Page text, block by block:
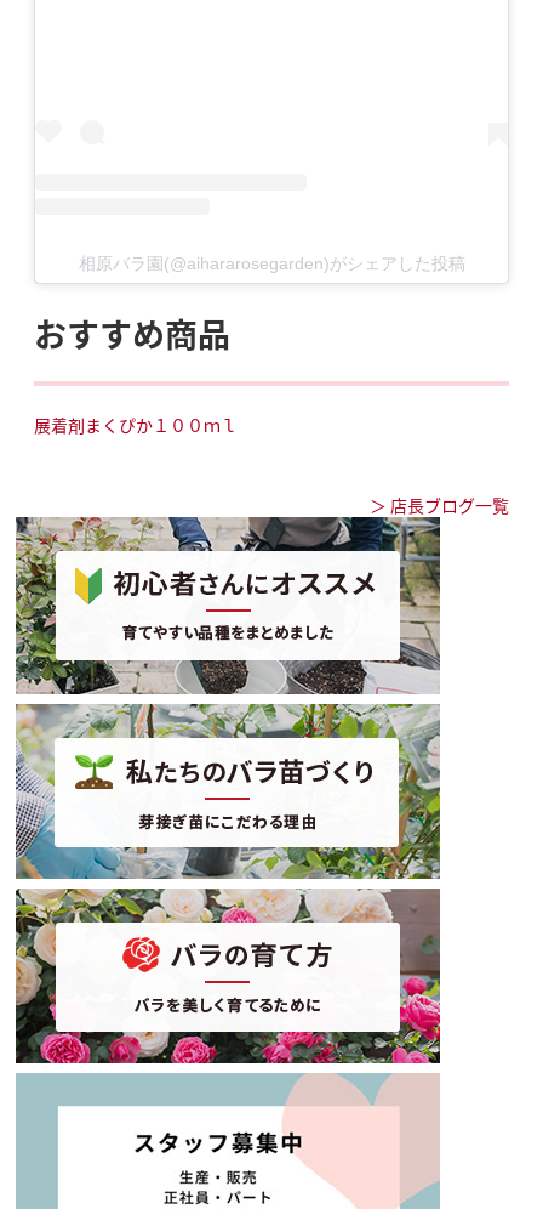
相原バラ園(@aihararosegarden)がシェアした投稿
おすすめ商品
展着剤まくぴか１００ｍｌ
＞ 店長ブログ一覧